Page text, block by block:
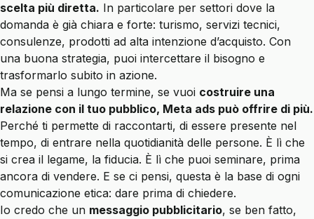
scelta più diretta. In particolare per settori dove la
domanda è già chiara e forte: turismo, servizi tecnici,
consulenze, prodotti ad alta intenzione d’acquisto. Con
una buona strategia, puoi intercettare il bisogno e
trasformarlo subito in azione.
Ma se pensi a lungo termine, se vuoi costruire una
relazione con il tuo pubblico, Meta ads può offrire di più.
Perché ti permette di raccontarti, di essere presente nel
tempo, di entrare nella quotidianità delle persone. È lì che
si crea il legame, la fiducia. È lì che puoi seminare, prima
ancora di vendere. E se ci pensi, questa è la base di ogni
comunicazione etica: dare prima di chiedere.
Io credo che un messaggio pubblicitario, se ben fatto,